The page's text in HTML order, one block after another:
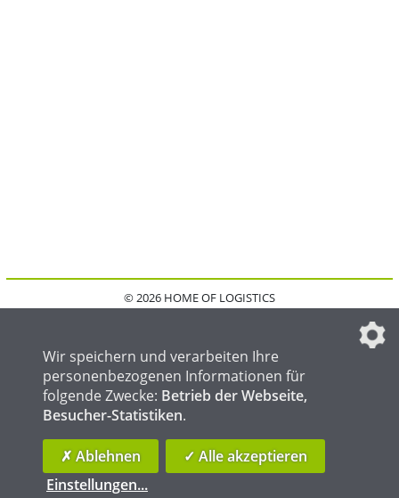
© 2026 HOME OF LOGISTICS
IMPRESSUM
FAQ
DATENSCHUTZEINSTELLUNGEN
HOME OF FOUNDRY
Wir speichern und verarbeiten Ihre
personenbezogenen Informationen für
folgende Zwecke: Betrieb der Webseite,
Besucher-Statistiken.
✗ Ablehnen
✓ Alle akzeptieren
Einstellungen...